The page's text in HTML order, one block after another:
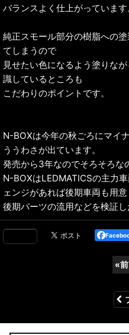
バランスよく仕上がっています
純正スモール部分の樹脂への
てしまうので
見せたい色になるよう塗りな
識しているところも
こだわりのポイントです。
N-BOXは今年の秋ごろにマイ
ううわさが出ています。
発売から3年なのでそろそろな
N-BOXはLEDMATICSの主力
ェンジがあれば後期車両も用意
後期パーツの流用などを検証し
«前